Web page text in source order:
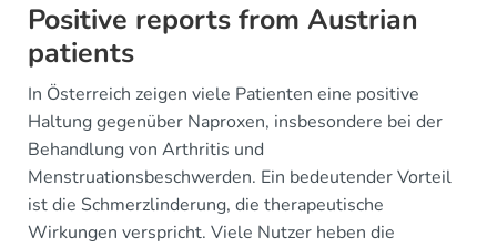
Positive reports from Austrian
patients
In Österreich zeigen viele Patienten eine positive
Haltung gegenüber Naproxen, insbesondere bei der
Behandlung von Arthritis und
Menstruationsbeschwerden. Ein bedeutender Vorteil
ist die Schmerzlinderung, die therapeutische
Wirkungen verspricht. Viele Nutzer heben die